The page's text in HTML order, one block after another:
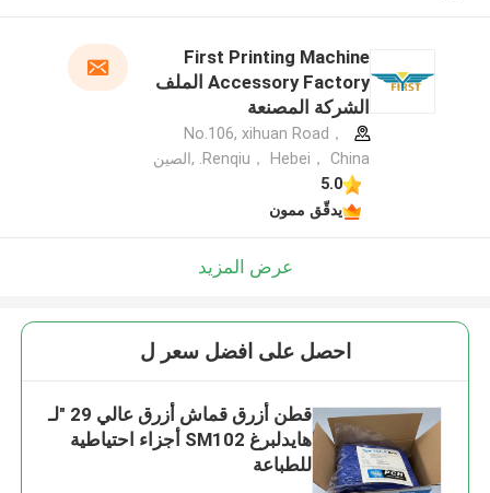
First Printing Machine
Accessory Factory الملف
الشركة المصنعة
No.106, xihuan Road，
Renqiu， Hebei， China. ,الصين
5.0
يدقّق ممون
عرض المزيد
احصل على افضل سعر ل
قطن أزرق قماش أزرق عالي 29 "لـ
هايدلبرغ SM102 أجزاء احتياطية
للطباعة